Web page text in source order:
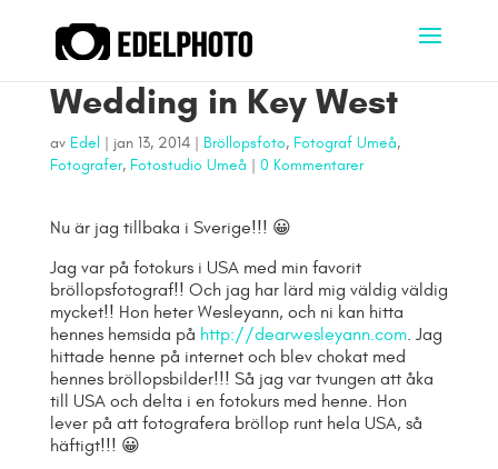
Wedding in Key West
av Edel | jan 13, 2014| Bröllopsfoto, Fotograf Umeå,
Fotografer, Fotostudio Umeå | 0 Kommentarer
Nu är jag tillbaka i Sverige!!! 😀
Jag var på fotokurs i USA med min favorit
bröllopsfotograf!! Och jag har lärd mig väldig väldig
mycket!! Hon heter Wesleyann, och ni kan hitta
hennes hemsida på http://dearwesleyann.com. Jag
hittade henne på internet och blev chokat med
hennes bröllopsbilder!!! Så jag var tvungen att åka
till USA och delta i en fotokurs med henne. Hon
lever på att fotografera bröllop runt hela USA, så
häftigt!!! 😀